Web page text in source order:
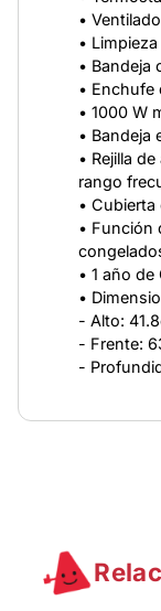
•
•
• Bandeja
• Enchufe
• 1000 W
• Bandeja
• Rejilla
rango
• Cubierta
• Función
• 1 año de
•
- Alto:
- Frente:
-